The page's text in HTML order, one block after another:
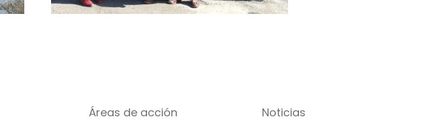
Áreas de acción Noticias